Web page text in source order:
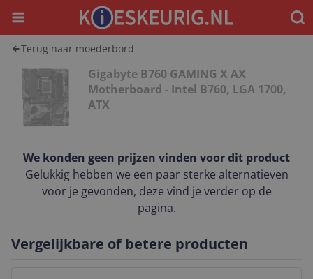
Menu
Terug naar moederbord
Gigabyte B760 GAMING X AX
Motherboard - Intel B760, LGA 1700,
ATX
We konden geen prijzen vinden voor dit product
Gelukkig hebben we een paar sterke alternatieven
voor je gevonden, deze vind je verder op de
pagina.
Vergelijkbare of betere producten